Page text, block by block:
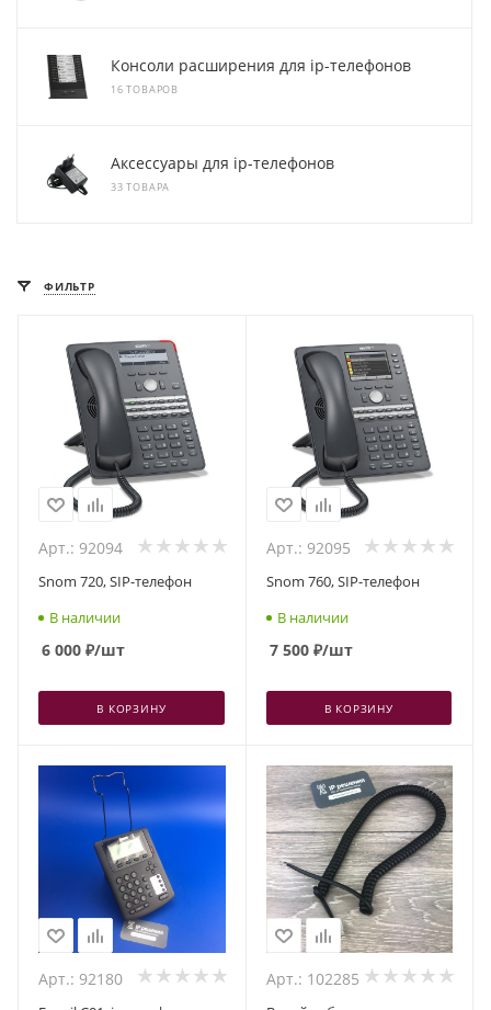
Консоли расширения для ip-телефонов
16 ТОВАРОВ
Аксессуары для ip-телефонов
33 ТОВАРА
ФИЛЬТР
Арт.: 92094
Snom 720, SIP-телефон
В наличии
6 000 ₽/шт
В КОРЗИНУ
Арт.: 92095
Snom 760, SIP-телефон
В наличии
7 500₽/шт
В КОРЗИНУ
Арт.: 92180 Арт.: 102285